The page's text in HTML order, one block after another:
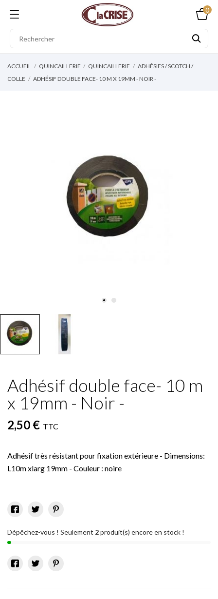
0
ACCUEIL QUINCAILLERIE QUINCAILLERIE
ADHÉSIFS / SCOTCH /
COLLE
ADHÉSIF DOUBLE FACE- 10 M X 19MM - NOIR -
Adhésif double face- 10 m
x 19mm - Noir -
2,50 € TTC
Adhésif très résistant pour fixation extérieure - Dimensions:
L10m xlarg 19mm - Couleur : noire
Dépêchez-vous ! Seulement 2produit(s) encore en stock !